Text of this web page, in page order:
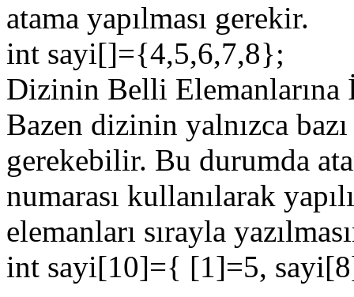
atama yapılması gerekir.
int sayi[]={4,5,6,7,8};
Dizinin Belli Elemanlarına
Bazen dizinin yalnızca
gerekebilir. Bu durumda
numarası kullanılarak
elemanları sırayla
int sayi[10]={ [1]=5,